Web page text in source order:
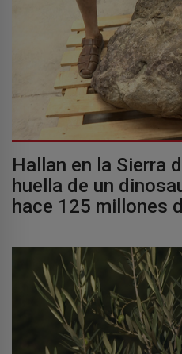
Hallan en la Sierra
huella de un
hace 125 millones